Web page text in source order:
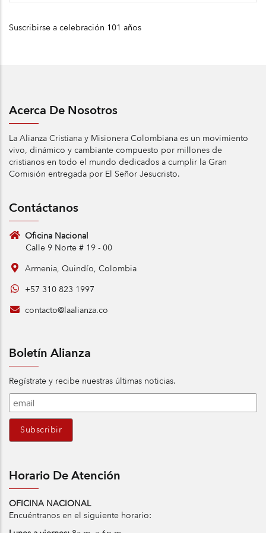
Suscribirse a celebración 101 años
Acerca De Nosotros
La Alianza Cristiana y Misionera Colombiana es un movimiento
vivo, dinámico y cambiante compuesto por millones de
cristianos en todo el mundo dedicados a cumplir la Gran
Comisión entregada por El Señor Jesucristo.
Contáctanos
Oficina Nacional
Calle 9 Norte # 19 - 00
Armenia, Quindío, Colombia
+57 310 823 1997
contacto@laalianza.co
Boletín Alianza
Regístrate y recibe nuestras últimas noticias.
Horario De Atención
OFICINA NACIONAL
Encuéntranos en el siguiente horario: